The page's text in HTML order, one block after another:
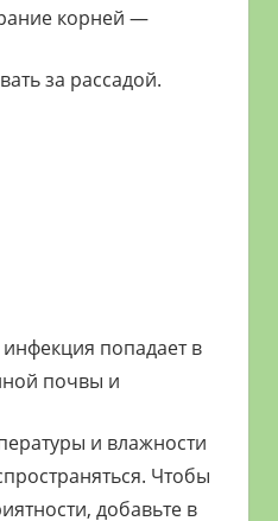
корней —
за рассадой.
попадает в
почвы и
и влажности
Чтобы
добавьте в